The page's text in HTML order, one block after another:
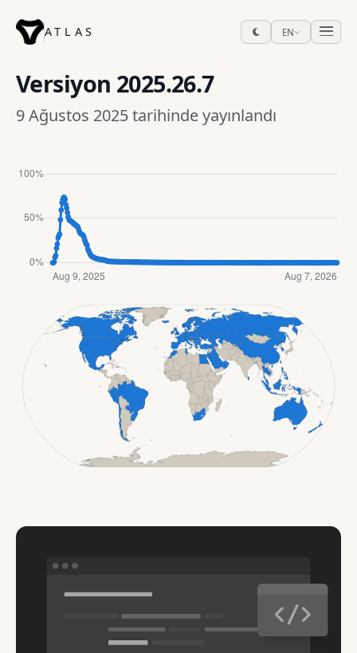
ATLAS EN
Versiyon 2025.26.7
9 Ağustos 2025 tarihinde yayınlandı